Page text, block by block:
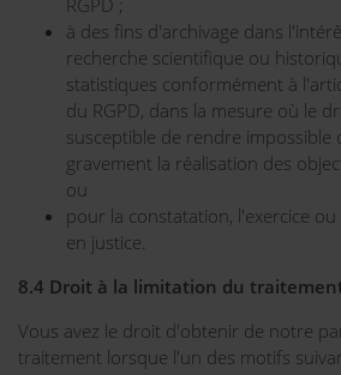
à des fins d'archivage dans
recherche scientifique ou
statistiques conformément à
du RGPD, dans la mesure où le
susceptible de rendre
gravement la réalisation des
ou
pour la constatation, l'exercice
en justice.
8.4 Droit à la limitation du
Vous avez le droit d'obtenir de notre
traitement lorsque l'un des motifs